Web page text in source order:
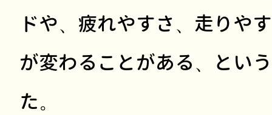
ドや、疲れやすさ、走りや
が変わることがある、とい
た。